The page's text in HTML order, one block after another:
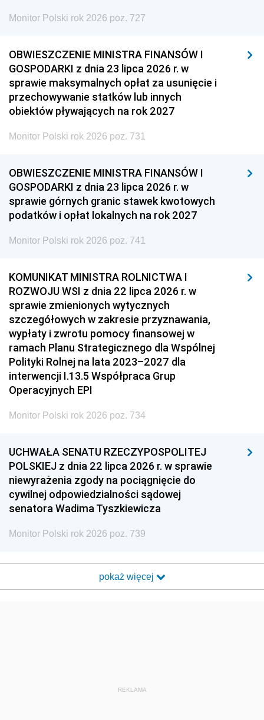
Monitor Polski rok 2026 poz. 727
OBWIESZCZENIE MINISTRA FINANSÓW I
GOSPODARKI z dnia 23 lipca 2026 r. w
sprawie maksymalnych opłat za usunięcie i
przechowywanie statków lub innych
obiektów pływających na rok 2027
Monitor Polski rok 2026 poz. 731
OBWIESZCZENIE MINISTRA FINANSÓW I
GOSPODARKI z dnia 23 lipca 2026 r. w
sprawie górnych granic stawek kwotowych
podatków i opłat lokalnych na rok 2027
Monitor Polski rok 2026 poz. 741
KOMUNIKAT MINISTRA ROLNICTWA I
ROZWOJU WSI z dnia 22 lipca 2026 r. w
sprawie zmienionych wytycznych
szczegółowych w zakresie przyznawania,
wypłaty i zwrotu pomocy finansowej w
ramach Planu Strategicznego dla Wspólnej
Polityki Rolnej na lata 2023–2027 dla
interwencji I.13.5 Współpraca Grup
Operacyjnych EPI
Monitor Polski rok 2026 poz. 734
UCHWAŁA SENATU RZECZYPOSPOLITEJ
POLSKIEJ z dnia 22 lipca 2026 r. w sprawie
niewyrażenia zgody na pociągnięcie do
cywilnej odpowiedzialności sądowej
senatora Wadima Tyszkiewicza
Monitor Polski rok 2026 poz. 739
pokaż więcej
REKLAMA